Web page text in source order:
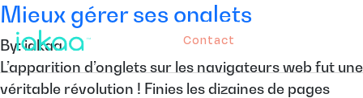
Contact
Mieux gérer ses onglets
By: iakaa
L’apparition d’onglets sur les navigateurs web fut une
véritable révolution ! Finies les dizaines de pages